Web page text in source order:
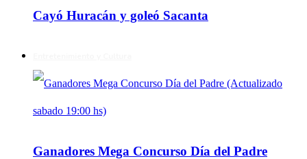
Cayó Huracán y goleó Sacanta
Ganadores Mega Concurso Día del Padre